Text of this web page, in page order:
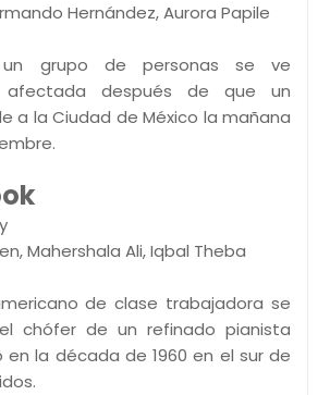
Hernández, Aurora Papile
grupo de personas se ve
afectada después de que un
a la Ciudad de México la mañana
Mahershala Ali, Iqbal Theba
de clase trabajadora se
chófer de un refinado pianista
la década de 1960 en el sur de